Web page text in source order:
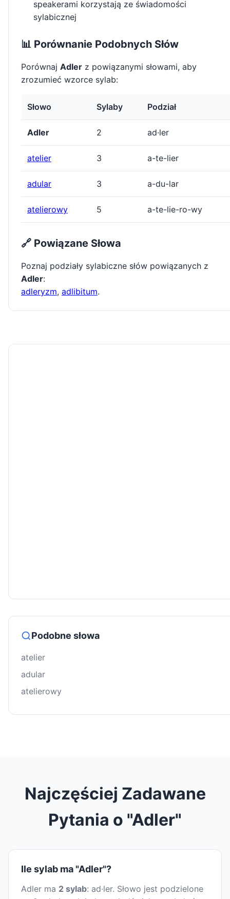
speakerami korzystają ze świadomości
sylabicznej
📊 Porównanie Podobnych Słów
Porównaj Adler z powiązanymi słowami, aby
zrozumieć wzorce sylab:
Słowo Sylaby Podział
Adler 2 ad·ler
atelier 3 a-te-lier
adular 3 a-du-lar
atelierowy 5 a-te-lie-ro-wy
🔗 Powiązane Słowa
Poznaj podziały sylabiczne słów powiązanych z
Adler:
adleryzm, adlibitum.
Podobne słowa
atelier
adular
atelierowy
Najczęściej Zadawane
Pytania o "Adler"
Ile sylab ma "Adler"?
Adler ma 2 sylab: ad·ler. Słowo jest podzielone